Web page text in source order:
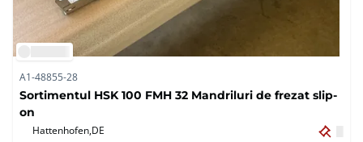
A1-48855-28
Sortimentul HSK 100 FMH 32 Mandriluri de frezat slip-
on
Hattenhofen,DE